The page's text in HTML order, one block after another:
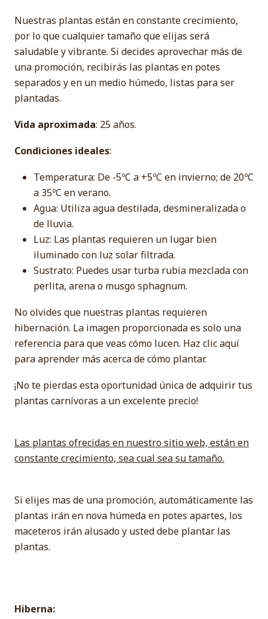
Nuestras plantas están en constante crecimiento,
por lo que cualquier tamaño que elijas será
saludable y vibrante. Si decides aprovechar más de
una promoción, recibirás las plantas en potes
separados y en un medio húmedo, listas para ser
plantadas.
Vida aproximada: 25 años.
Condiciones ideales:
Temperatura: De -5ºC a +5ºC en invierno; de 20ºC
a 35ºC en verano.
Agua: Utiliza agua destilada, desmineralizada o
de lluvia.
Luz: Las plantas requieren un lugar bien
iluminado con luz solar filtrada.
Sustrato: Puedes usar turba rubia mezclada con
perlita, arena o musgo sphagnum.
No olvides que nuestras plantas requieren
hibernación. La imagen proporcionada es solo una
referencia para que veas cómo lucen. Haz clic aquí
para aprender más acerca de cómo plantar.
¡No te pierdas esta oportunidad única de adquirir tus
plantas carnívoras a un excelente precio!
Las plantas ofrecidas en nuestro sitio web, están en
constante crecimiento, sea cual sea su tamaño.
Si elijes mas de una promoción, automáticamente las
plantas irán en nova húmeda en potes apartes, los
maceteros irán alusado y usted debe plantar las
plantas.
Hiberna: